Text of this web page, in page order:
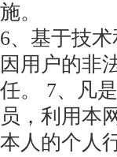
施。
6、基于技
因用户的非
任。 7、凡
员，利用本
本人的个人